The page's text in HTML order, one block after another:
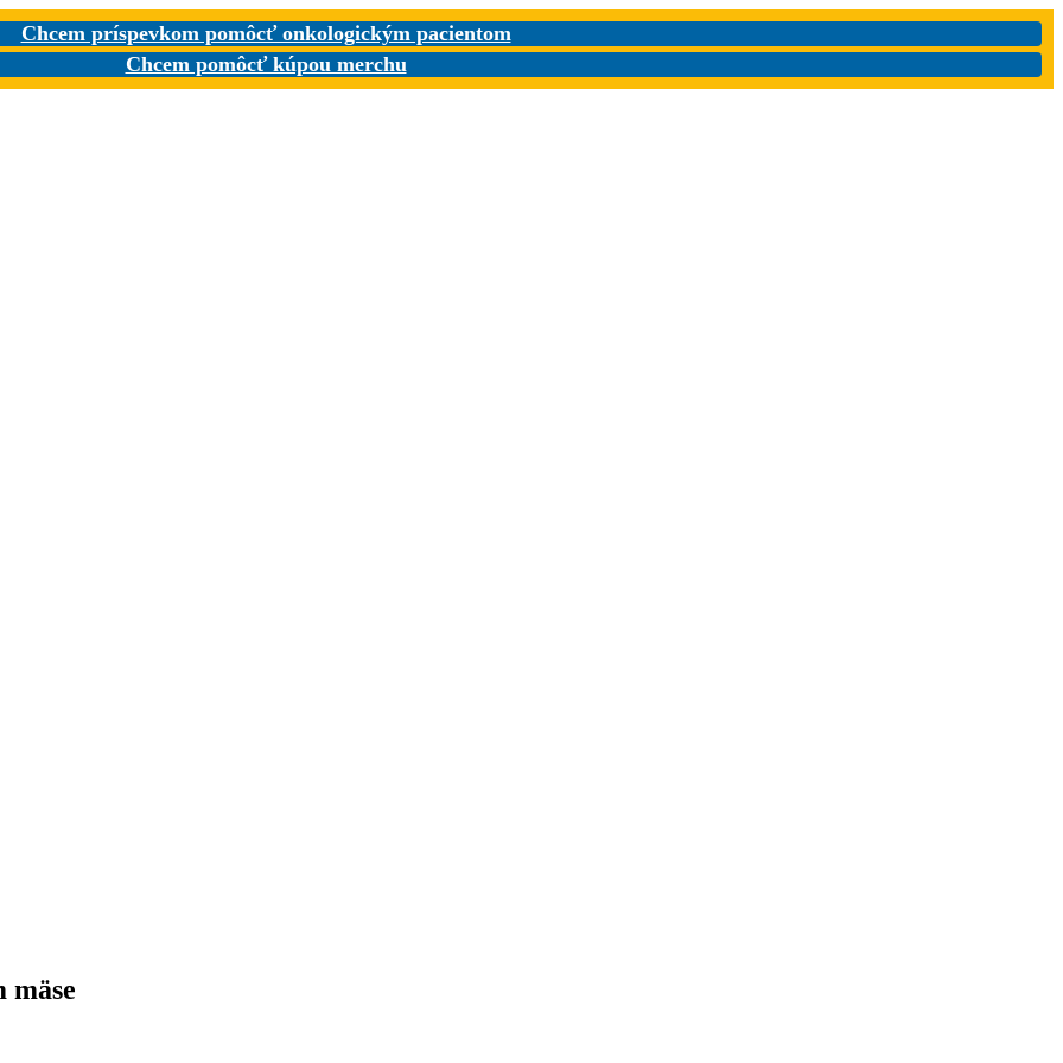
Chcem príspevkom pomôcť onkologickým pacientom
Chcem pomôcť kúpou merchu
mäse